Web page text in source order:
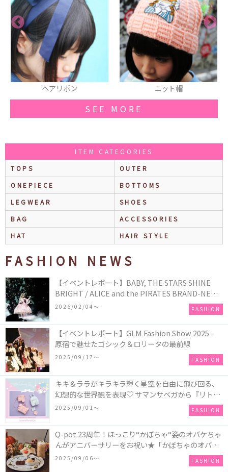
ヘアリボン ニット帽
SEE MORE
ITEM CATEGORIES
TOPS
OUTER
ONEPIECE
BOTTOMS
LEGWEAR
SHOES
BAG
ACCESSORIES
HAT
HAIR STYLE
FASHION NEWS
【イベントレポート】BABY, THE STARS SHINE
BRIGHT / ALICE and the PIRATES BRAND-NEW
COLLECTION in TOKYO
2026/02/04〜 FASHION
【イベントレポート】GLM Fashion Show 2025 –
原宿で魅せたゴシック＆ロリータの最前線
2025/09/17〜 FASHION
キキ＆ララがキラキラ輝く星空を自由に飛び回る、
幻想的な世界観を表現♡ サマンサベガから『リトル
ツインスターズ』50周年アニバーサリーイヤー』を
2025/09/01〜 FASHION
Q-pot.23周年！ほっこり“かぼちゃ“姿のオバケちゃ
んがアニバーサリーをお祝い★「かぼちゃのオバケ
ーキアクセサリー」が新発売！Q-pot CAFE.では
「かぼちゃのオバケーキプレート」も登場
2025/09/06〜 FASHION